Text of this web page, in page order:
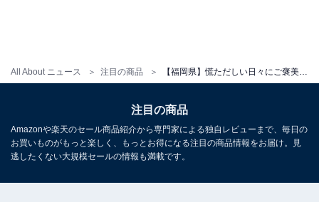
All About ニュース 注目の商品
交通手段：都市高速経由「香椎浜ランプ」より車で約30
営渡船で志賀島港へ約33分、港より送迎バスで約10分
開金
注目の商品
Amazonや楽天のセール商品紹介から専門家による独自レビューまで、毎日の
お買いものがもっと楽しく、もっとお得になる注目の商品情報をお届け。見
逃したくない大規模セールの情報も満載です。